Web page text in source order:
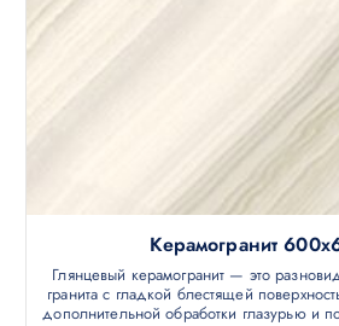
Керамогранит
Глянцевый керамогранит — это
гранита с гладкой блестящей
дополнительной обработки глазурью и